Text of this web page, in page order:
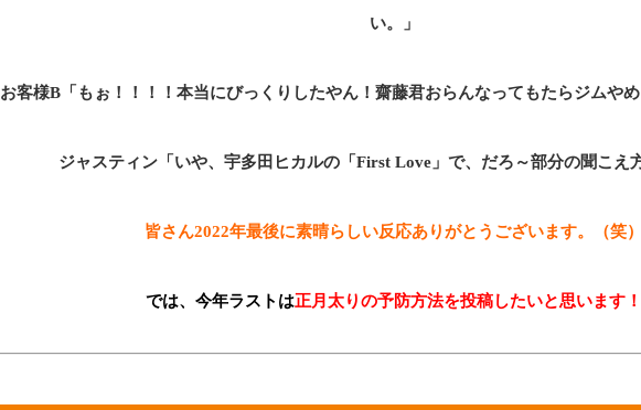
い。」
お客様B「もぉ！！！！本当にびっくりしたやん！齋藤君おらんなってもたらジムや
ジャスティン「いや、宇多田ヒカルの「First Love」で、だろ～部分の聞こえ
皆さん2022年最後に素晴らしい反応ありがとうございます。（笑
では、今年ラストは正月太りの予防方法を投稿したいと思います！